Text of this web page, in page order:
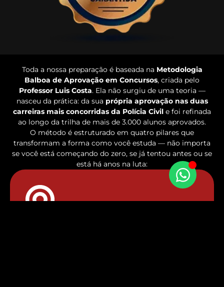
Toda a nossa preparação é baseada na Metodologia
Balboa de Aprovação em Concursos, criada pelo
Professor Luis Costa. Ela não surgiu de uma teoria —
nasceu da prática: da sua própria aprovação nas duas
carreiras mais concorridas da Polícia Civil e foi refinada
ao longo da trilha de mais de 3.000 alunos aprovados.
O método é estruturado em quatro pilares que
transformam a forma como você estuda — não importa
se você está começando do zero, se já tentou antes ou se
está há anos na luta: